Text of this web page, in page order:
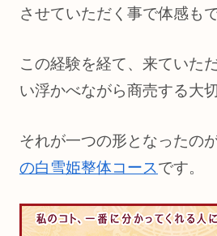
させていただく事で体感も
この経験を経て、来ていた
い浮かべながら商売する大
それが一つの形となったの
の白雪姫整体コースです。